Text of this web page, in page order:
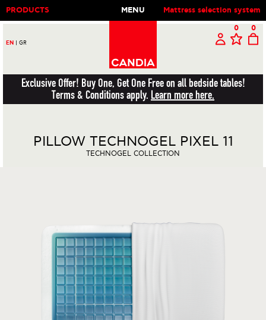
PRODUCTS MENU Mattress selection system
EN GR
0 0
Exclusive Offer! Buy One, Get One Free on all bedside tables!
Terms & Conditions apply. Learn more here.
PILLOW TECHNOGEL PIXEL 11
TECHNOGEL COLLECTION